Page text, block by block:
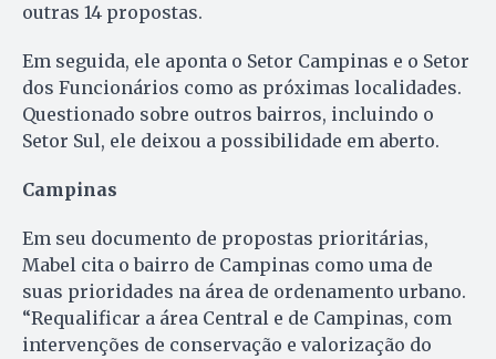
outras 14 propostas.
Em seguida, ele aponta o Setor Campinas e o Setor
dos Funcionários como as próximas localidades.
Questionado sobre outros bairros, incluindo o
Setor Sul, ele deixou a possibilidade em aberto.
Campinas
Em seu documento de propostas prioritárias,
Mabel cita o bairro de Campinas como uma de
suas prioridades na área de ordenamento urbano.
“Requalificar a área Central e de Campinas, com
intervenções de conservação e valorização do